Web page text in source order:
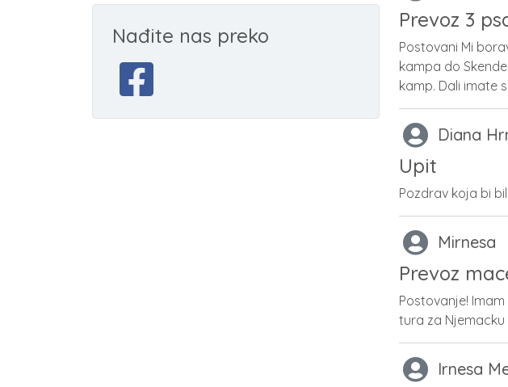
Nađite nas preko
Prevoz 3
Postovani Mi
kampa do
kamp. Dali imate
Diana
Upit
Pozdrav koja bi
Mirnesa
Prevoz
Postovanje!
tura za Njemacku
Irnesa